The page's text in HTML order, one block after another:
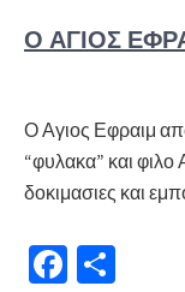
Ο ΑΓΙΟΣ
Ο Αγιος Εφραιμ
“φυλακα” και
δοκιμασιες και
Fa